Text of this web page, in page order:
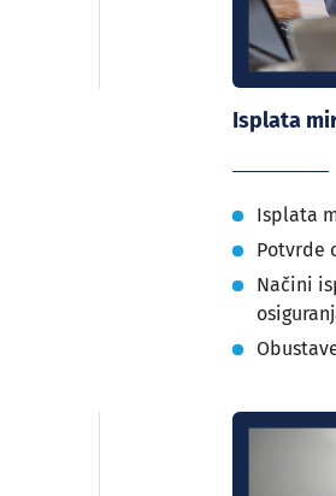
Isplata
Isplata
Potvrde
Načini